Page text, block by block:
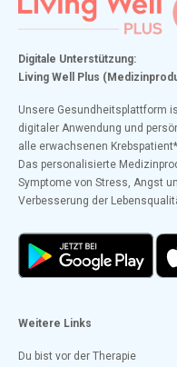
Digitale Unterstützung:
Living Well Plus
Unsere Gesundheitsplattform
digitaler Anwendung und
alle erwachsenen
Das personalisierte
Symptome von Stress, Angst
Verbesserung der
Weitere Links
Du bist vor der Therapie